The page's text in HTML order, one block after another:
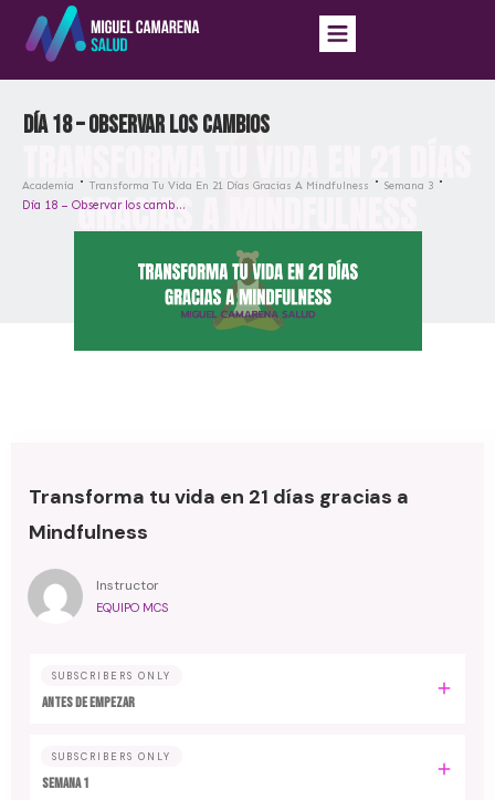
Día 18 – Observar los cambios
Academia Transforma Tu Vida En 21 Días Gracias A Mindfulness Semana 3
Día 18 – Observar los cambios
Transforma tu vida en 21 días gracias a
Mindfulness
Instructor
EQUIPO MCS
SUBSCRIBERS ONLY
Antes de empezar
SUBSCRIBERS ONLY
Semana 1